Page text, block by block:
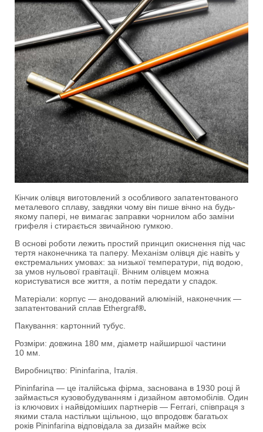
Кінчик олівця виготовлений з особливого запатентованого
металевого сплаву, завдяки чому він пише вічно на будь-
якому папері, не вимагає заправки чорнилом або заміни
грифеля і стирається звичайною гумкою.
В основі роботи лежить простий принцип окиснення під час
тертя наконечника та паперу. Механізм олівця діє навіть у
екстремальних умовах: за низької температури, під водою,
за умов нульової гравітації. Вічним олівцем можна
користуватися все життя, а потім передати у спадок.
Матеріали: корпус — анодований алюміній, наконечник —
запатентований сплав Ethergraf®.
Пакування: картонний тубус.
Розміри: довжина 180 мм, діаметр найширшої частини
10 мм.
Виробництво: Pininfarina, Італія.
Pininfarina — це італійська фірма, заснована в 1930 році й
займається кузовобудуванням і дизайном автомобілів. Один
із ключових і найвідоміших партнерів — Ferrari, співпраця з
якими стала настільки щільною, що впродовж багатьох
років Pininfarina відповідала за дизайн майже всіх